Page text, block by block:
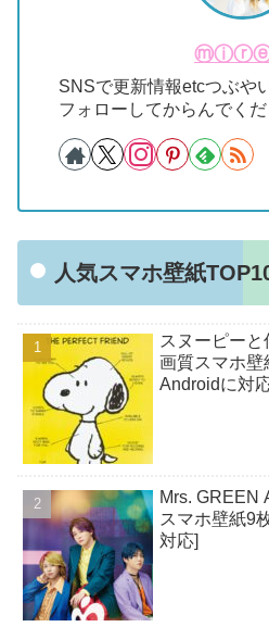
SNSで更新情報etcつぶや
フォローしてからんでく
人気スマホ壁紙
スヌーピー
画質スマホ壁
Androidに対
Mrs. GREEN
スマホ壁紙9
対応]